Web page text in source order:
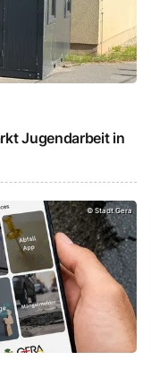
Jugendarbeit in
Gera
© Stadt Gera